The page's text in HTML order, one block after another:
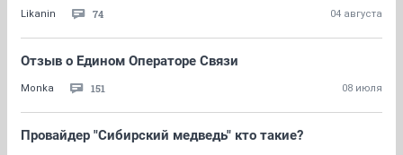
Likanin 74 04 августа
Отзыв о Едином Операторе Связи
Monka 151 08 июля
Провайдер "Сибирский медведь" кто такие?